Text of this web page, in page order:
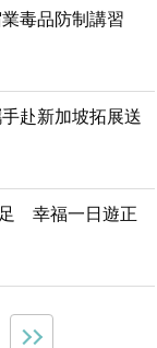
毒品防制講習
赴新加坡拓展送
幸福一日遊正